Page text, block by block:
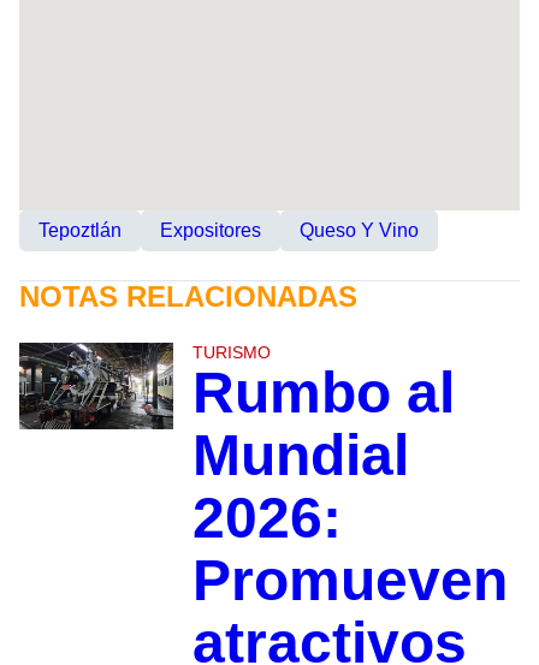
Tepoztlán Expositores Queso Y Vino
NOTAS RELACIONADAS
TURISMO
Rumbo al
Mundial
2026:
Promueven
atractivos